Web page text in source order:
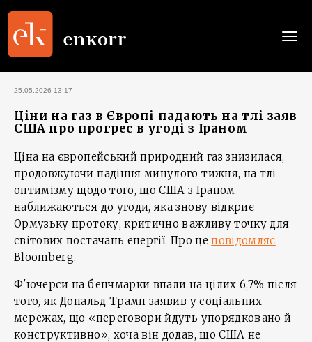
25.05.2026 13:17
Ціни на газ в Європі падають на тлі заяв
США про прогрес в угоді з Іраном
Ціна на європейський природний газ знизилася,
продовжуючи падіння минулого тижня, на тлі
оптимізму щодо того, що США з Іраном
наближаються до угоди, яка знову відкриє
Ормузьку протоку, критично важливу точку для
світових постачань енергії. Про цеповідомляє
Bloomberg.
Ф'ючерси на бенчмарки впали на цілих 6,7% після
того, як Дональд Трамп заявив у соціальних
мережах, що «переговори йдуть упорядковано й
конструктивно», хоча він додав, що США не